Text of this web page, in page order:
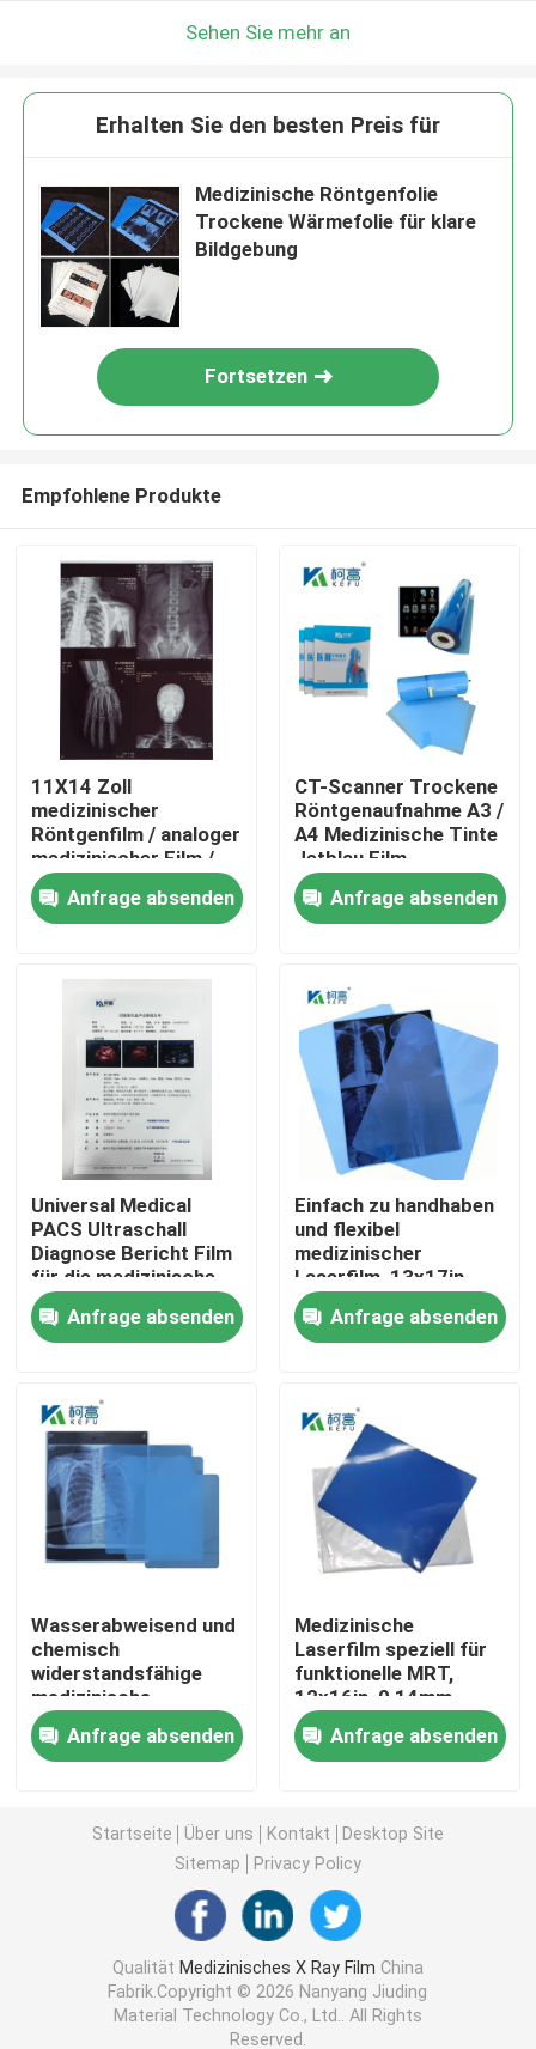
Startseite
Produkte
Fabrik Tour
Qualitätskontrolle
Kontakt
Nachrichten
Alle Fälle
Medizinisches X Ray Film
Tintenstrahl X Ray Film
Laser X Ray Film
Medizinischer trockener Film
Strahlnfilm des HAUSTIERES X
Wärmeübertragungs-Film
medizinischer thermischer Film
Sehen Sie mehr an
Erhalten Sie den besten Preis für
Medizinische Röntgenfolie
Trockene Wärmefolie für klare
Bildgebung
Fortsetzen
Empfohlene Produkte
11X14 Zoll
medizinischer
Röntgenfilm / analoger
medizinischer Film /
Trockenfilm
Anfrage absenden
CT-Scanner Trockene
Röntgenaufnahme A3 /
A4 Medizinische Tinte
Jetblau Film
Röntgenfilm PET
Anfrage absenden
Universal Medical
PACS Ultraschall
Diagnose Bericht Film
für die medizinische
Maschine
Anfrage absenden
Einfach zu handhaben
und flexibel
medizinischer
Laserfilm, 13x17in,
0,15mm, mit einer
glatten und
biegfähigen
Anfrage absenden
Wasserabweisend und
chemisch
widerstandsfähige
medizinische
Laserfolie, 10x14in,
0,13mm, geeignet für
den Einsatz in rauen
Umgebungen
Anfrage absenden
Medizinische
Laserfilm speziell für
funktionelle MRT,
12x16in, 0,14mm,
Erfassung
dynamischer
Hirnaktivitäten
Anfrage absenden
Startseite Über uns Kontakt
Desktop Site
Sitemap
Privacy Policy
Qualität Medizinisches X Ray Film China
Fabrik.Copyright © 2026 Nanyang Jiuding
Material Technology Co., Ltd.. All Rights
Reserved.